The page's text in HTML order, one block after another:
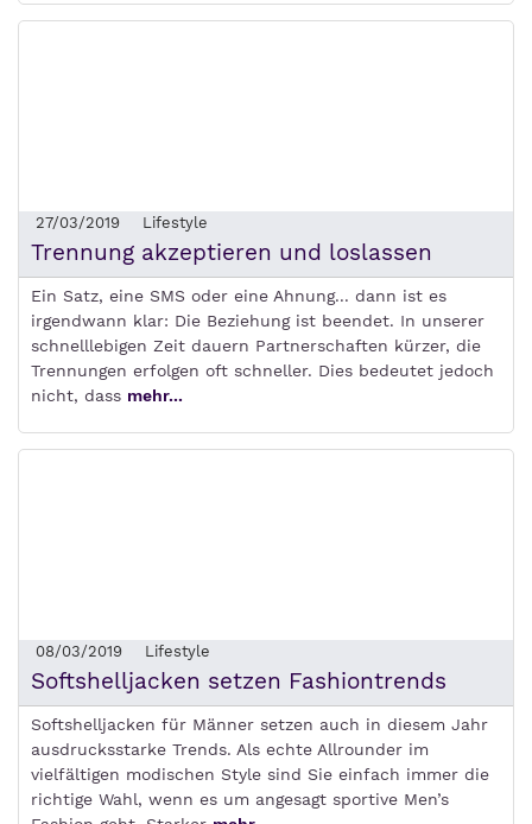
27/03/2019 Lifestyle
Trennung akzeptieren und loslassen
Ein Satz, eine SMS oder eine Ahnung... dann ist es
irgendwann klar: Die Beziehung ist beendet. In unserer
schnelllebigen Zeit dauern Partnerschaften kürzer, die
Trennungen erfolgen oft schneller. Dies bedeutet jedoch
nicht, dass mehr...
08/03/2019 Lifestyle
Softshelljacken setzen Fashiontrends
Softshelljacken für Männer setzen auch in diesem Jahr
ausdrucksstarke Trends. Als echte Allrounder im
vielfältigen modischen Style sind Sie einfach immer die
richtige Wahl, wenn es um angesagt sportive Men’s